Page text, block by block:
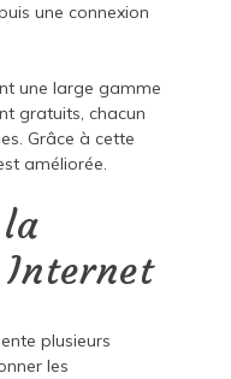
une connexion
une large gamme
gratuits, chacun
Grâce à cette
améliorée.
plusieurs
les